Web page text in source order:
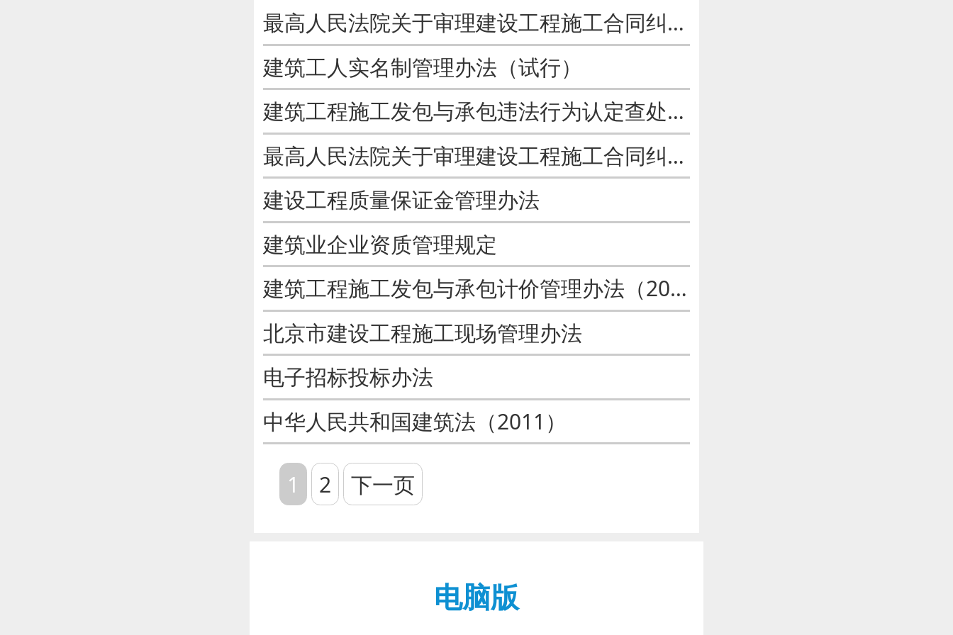
最高人民法院关于审理建设工程施工合同纠纷案件适用法律问题的解释（一）
建筑工人实名制管理办法（试行）
建筑工程施工发包与承包违法行为认定查处管理办法
最高人民法院关于审理建设工程施工合同纠纷案件适用法律问题的解释（二）
建设工程质量保证金管理办法
建筑业企业资质管理规定
建筑工程施工发包与承包计价管理办法（2013）
北京市建设工程施工现场管理办法
电子招标投标办法
中华人民共和国建筑法（2011）
1 2 下一页
电脑版